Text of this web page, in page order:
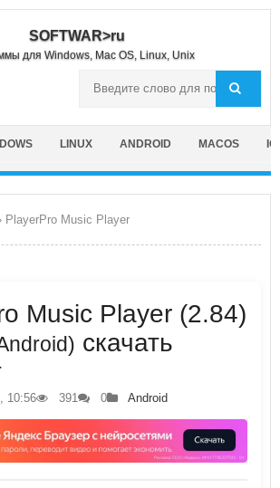
SOFTWAR>ru
для Windows, Mac OS, Linux, Unix
LINUX ANDROID MACOS
PlayerPro Music Player
Music Player (2.84)
скачать
10:56 391 0 Android